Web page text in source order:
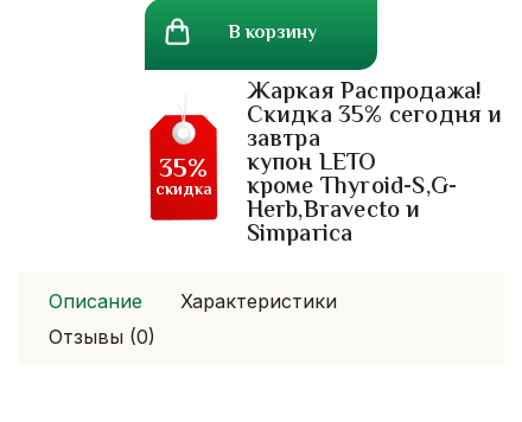
В корзину
Жаркая Распродажа!
Скидка 35% сегодня и
завтра
купон LETO
кроме Thyroid-S,G-
Herb,Bravecto и
Simparica
35%
скидка
Описание
Характеристики
Отзывы (0)